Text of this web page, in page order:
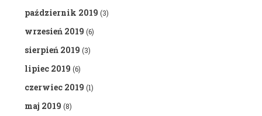
październik 2019 (3)
wrzesień 2019 (6)
sierpień 2019 (3)
lipiec 2019 (6)
czerwiec 2019 (1)
maj 2019 (8)